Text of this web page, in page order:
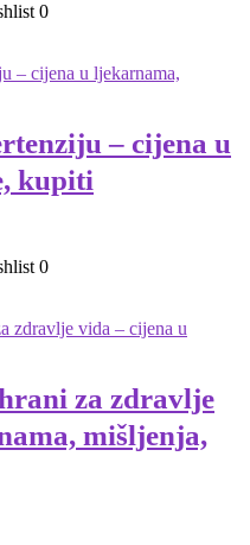
0
– cijena u
kupiti
0
za zdravlje
mišljenja,